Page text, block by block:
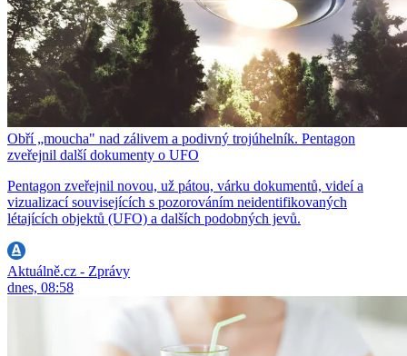
Obří „moucha" nad zálivem a podivný trojúhelník. Pentagon
zveřejnil další dokumenty o UFO
Pentagon zveřejnil novou, už pátou, várku dokumentů, videí a
vizualizací souvisejících s pozorováním neidentifikovaných
létajících objektů (UFO) a dalších podobných jevů.
Aktuálně.cz - Zprávy
dnes, 08:58